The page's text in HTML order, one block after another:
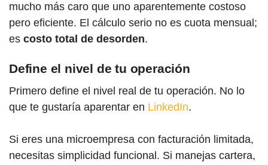
mucho más caro que uno aparentemente costoso
pero eficiente. El cálculo serio no es cuota mensual;
es costo total de desorden.
Define el nivel de tu operación
Primero define el nivel real de tu operación. No lo
que te gustaría aparentar en LinkedIn.
Si eres una microempresa con facturación limitada,
necesitas simplicidad funcional. Si manejas cartera,